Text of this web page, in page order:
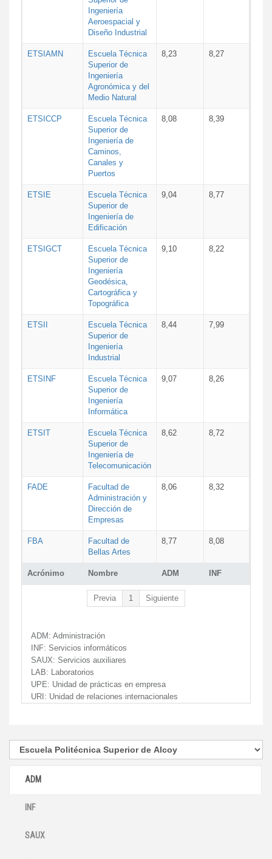
Acrónimo Nombre ADM INF
Ingeniería
Aeroespacial y
Diseño Industrial
ETSIAMN
Escuela Técnica
Superior de
Ingeniería
Agronómica y del
Medio Natural
8,23 8,27
ETSICCP
Escuela Técnica
Superior de
Ingeniería de
Caminos,
Canales y
Puertos
8,08 8,39
ETSIE
Escuela Técnica
Superior de
Ingeniería de
Edificación
9,04 8,77
ETSIGCT
Escuela Técnica
Superior de
Ingeniería
Geodésica,
Cartográfica y
Topográfica
9,10 8,22
ETSII
Escuela Técnica
Superior de
Ingeniería
Industrial
8,44 7,99
ETSINF
Escuela Técnica
Superior de
Ingeniería
Informática
9,07 8,26
ETSIT
Escuela Técnica
Superior de
Ingeniería de
Telecomunicación
8,62 8,72
FADE
Facultad de
Administración y
Dirección de
Empresas
8,06 8,32
FBA
Facultad de
Bellas Artes
8,77 8,08
Previa 1 Siguiente
ADM: Administración
INF: Servicios informáticos
SAUX: Servicios auxiliares
LAB: Laboratorios
UPE: Unidad de prácticas en empresa
URI: Unidad de relaciones internacionales
ADM
INF
SAUX